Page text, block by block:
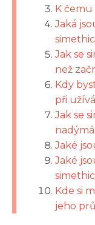
K čemu
Jaká
Jak se
než
Kdy
při
Jak se
Jaké
Jaké
Kde si
jeho